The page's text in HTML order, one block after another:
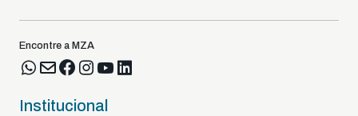
Encontre a MZA
Institucional